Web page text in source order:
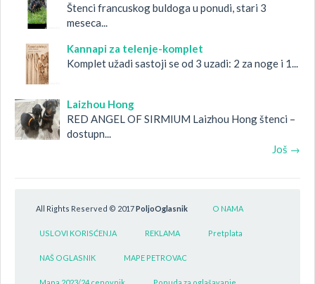
Štenci francuskog buldoga u ponudi, stari 3
meseca...
Kannapi za telenje-komplet
Komplet užadi sastoji se od 3 uzadi: 2 za noge i 1...
Laizhou Hong
RED ANGEL OF SIRMIUM Laizhou Hong štenci –
dostupn...
Još →
All Rights Reserved © 2017PoljoOglasnik O NAMA
USLOVI KORISĆENJA REKLAMA Pretplata
NAŠ OGLASNIK MAPE PETROVAC